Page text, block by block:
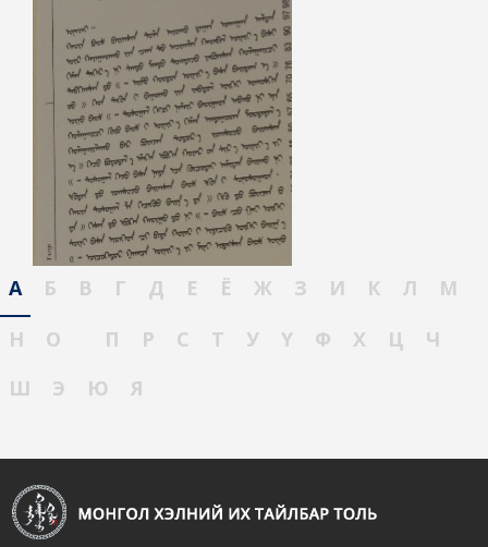
А Б В Г Д Е Ё Ж З И К Л
М
Н
О П Р С Т У Ү Ф Х Ц
Ч
Ш
Э Ю Я